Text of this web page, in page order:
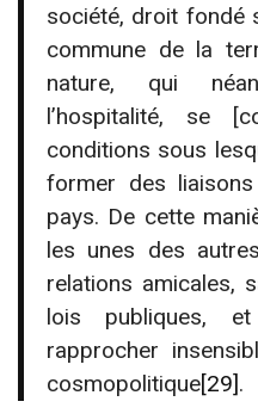
société, droit fondé
commune de la
nature, qui
l’hospitalité, se
conditions sous
former des
pays. De cette
les unes des
relations amicales,
lois publiques,
rapprocher
cosmopolitique[29].